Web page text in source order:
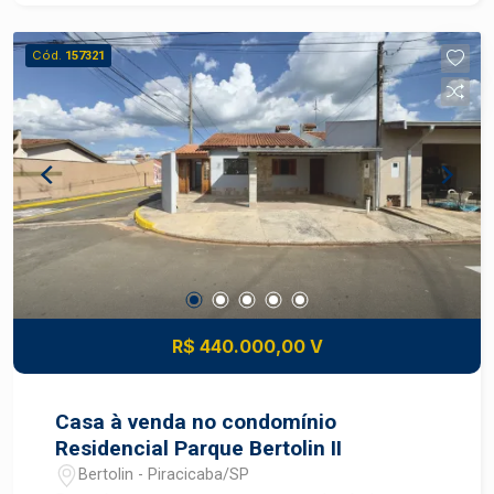
Cód. 157321
R$ 440.000,00 V
Casa à venda no condomínio
Residencial Parque Bertolin II
Bertolin - Piracicaba/SP